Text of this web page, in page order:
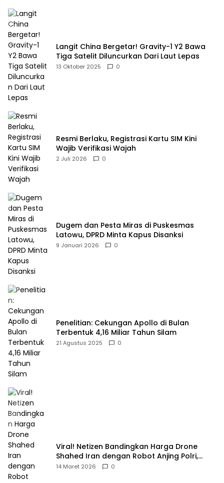
Langit China Bergetar! Gravity-1 Y2 Bawa
Tiga Satelit Diluncurkan Dari Laut Lepas
13 Oktober 2025 0
Resmi Berlaku, Registrasi Kartu SIM Kini
Wajib Verifikasi Wajah
2 Juli 2026 0
Dugem dan Pesta Miras di Puskesmas
Latowu, DPRD Minta Kapus Disanksi
9 Januari 2026 0
Penelitian: Cekungan Apollo di Bulan
Terbentuk 4,16 Miliar Tahun Silam
21 Agustus 2025 0
Viral! Netizen Bandingkan Harga Drone
Shahed Iran dengan Robot Anjing Polri,
Selisihnya Capai 5 Kali Lipat
14 Maret 2026 0